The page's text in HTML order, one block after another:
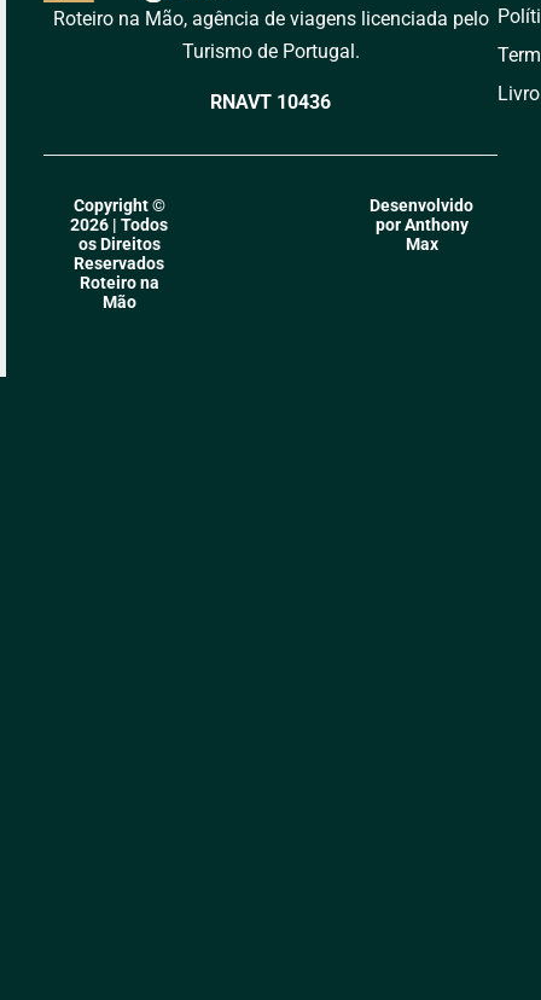
Roteiro na Mão, agência de viagens licenciada pelo
Turismo de Portugal.
RNAVT 10436
Copyright ©
2026 | Todos
os Direitos
Reservados
Roteiro na
Mão
Desenvolvido
por Anthony
Max